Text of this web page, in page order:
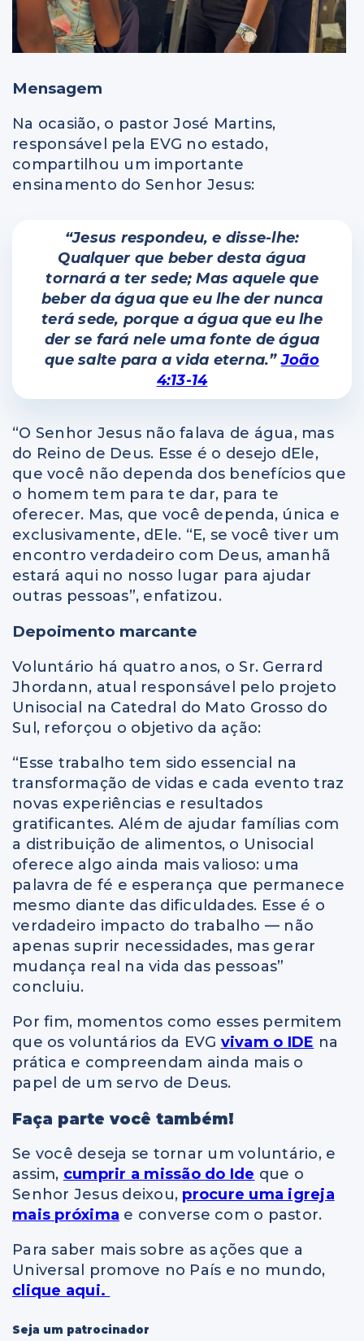
Mensagem
Na ocasião, o pastor José Martins,
responsável pela EVG no estado,
compartilhou um importante
ensinamento do Senhor Jesus:
“Jesus respondeu, e disse-lhe:
Qualquer que beber desta água
tornará a ter sede;Mas aquele que
beber da água que eu lhe der nunca
terá sede, porque a água que eu lhe
der se fará nele uma fonte de água
que salte para a vida eterna.”João
4:13-14
“O Senhor Jesus não falava de água, mas
do Reino de Deus. Esse é o desejo dEle,
que você não dependa dos benefícios que
o homem tem para te dar, para te
oferecer. Mas, que você dependa, única e
exclusivamente, dEle. “E, se você tiver um
encontro verdadeiro com Deus, amanhã
estará aqui no nosso lugar para ajudar
outras pessoas”, enfatizou.
Depoimento marcante
Voluntário há quatro anos, o Sr. Gerrard
Jhordann, atual responsável pelo projeto
Unisocial na Catedral do Mato Grosso do
Sul, reforçou o objetivo da ação:
“Esse trabalho tem sido essencial na
transformação de vidas e cada evento traz
novas experiências e resultados
gratificantes. Além de ajudar famílias com
a distribuição de alimentos, o Unisocial
oferece algo ainda mais valioso: uma
palavra de fé e esperança que permanece
mesmo diante das dificuldades. Esse é o
verdadeiro impacto do trabalho — não
apenas suprir necessidades, mas gerar
mudança real na vida das pessoas”
concluiu.
Por fim, momentos como esses permitem
que os voluntários da EVG vivam o IDE na
prática e compreendam ainda mais o
papel de um servo de Deus.
Faça parte você também!
Se você deseja se tornar um voluntário, e
assim, cumprir a missão do Ide que o
Senhor Jesus deixou, procure uma igreja
mais próxima e converse com o pastor.
Para saber mais sobre as ações que a
Universal promove no País e no mundo,
clique aqui.
Seja um patrocinador